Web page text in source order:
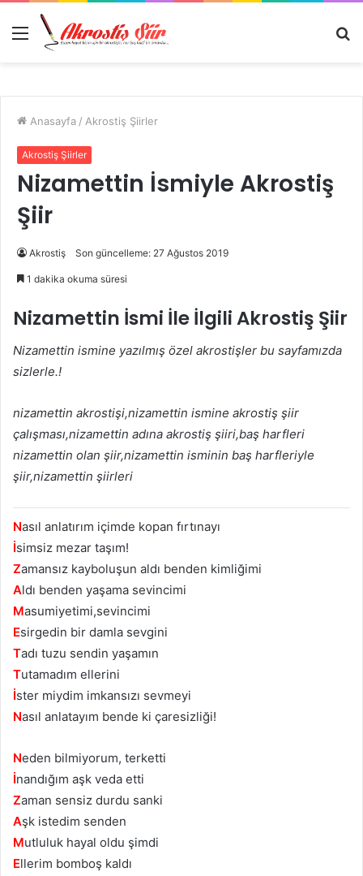
Menü
Anasayfa / Akrostiş Şiirler
Akrostiş Şiirler
Nizamettin İsmiyle Akrostiş
Şiir
Akrostiş Son güncelleme: 27 Ağustos 2019
1 dakika okuma süresi
Nizamettin İsmi İle İlgili Akrostiş Şiir
Nizamettin ismine yazılmış özel akrostişler bu sayfamızda
sizlerle.!
nizamettin akrostişi,nizamettin ismine akrostiş şiir
çalışması,nizamettin adına akrostiş şiiri,baş harfleri
nizamettin olan şiir,nizamettin isminin baş harfleriyle
şiir,nizamettin şiirleri
Nasıl anlatırım içimde kopan fırtınayı
İsimsiz mezar taşım!
Zamansız kayboluşun aldı benden kimliğimi
Aldı benden yaşama sevincimi
Masumiyetimi,sevincimi
Esirgedin bir damla sevgini
Tadı tuzu sendin yaşamın
Tutamadım ellerini
İster miydim imkansızı sevmeyi
Nasıl anlatayım bende ki çaresizliği!
Neden bilmiyorum, terketti
İnandığım aşk veda etti
Zaman sensiz durdu sanki
Aşk istedim senden
Mutluluk hayal oldu şimdi
Ellerim bomboş kaldı